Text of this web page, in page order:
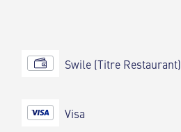
Swile (Titre Restaurant)
Visa